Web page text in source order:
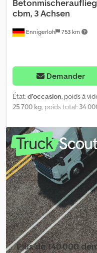
Ennigerloh 753 km
cbm, 3 Achsen
Demander
État:d'occasion, poids à
25 700 kg, poids total: 34
, volume de
acier, dimension des
d'engrenage:autre , taille
pneu arrière:385/65 R 22.5
d'émission:aucun, Semi-
superstructure Stetter 10
Codpoyrxzpofx Akcjrf
ensemble complet
Plus de 140 000